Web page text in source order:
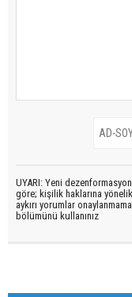
UYARI: Yeni
göre; kişilik haklarına
aykırı yorumlar
bölümünü kullanınız